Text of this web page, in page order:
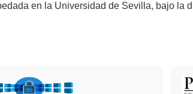
en la Universidad de Sevilla, bajo la